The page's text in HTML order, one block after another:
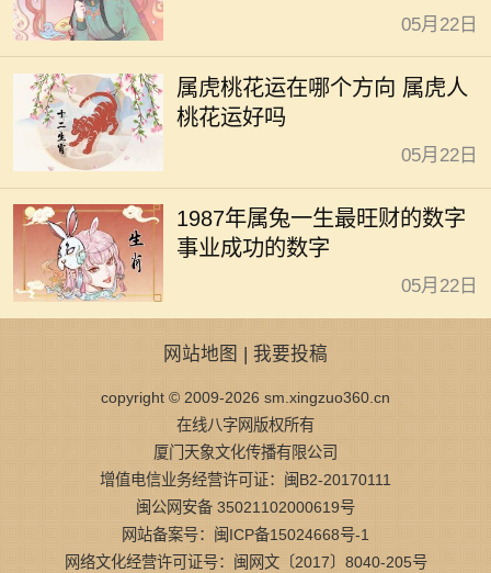
05月22日
属虎桃花运在哪个方向 属虎人
桃花运好吗
05月22日
1987年属兔一生最旺财的数字
事业成功的数字
05月22日
网站地图 | 我要投稿
copyright © 2009-2026 sm.xingzuo360.cn
在线八字网版权所有
厦门天象文化传播有限公司
增值电信业务经营许可证：闽B2-20170111
闽公网安备 35021102000619号
网站备案号：闽ICP备15024668号-1
网络文化经营许可证号：闽网文〔2017〕8040-205号